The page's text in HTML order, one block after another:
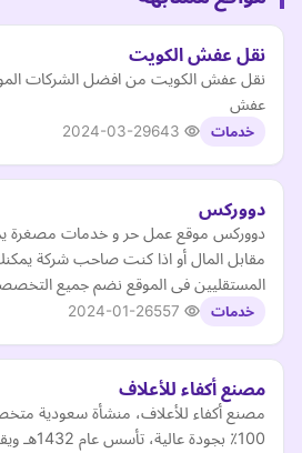
نقل عفش الكويت
نقل عفش الكويت من افضل الشركات
عفش
خدمات 2024-03-29
دووركس
دووركس موقع عمل حر و خدمات مصغرة
مقابل المال أو اذا كنت صاحب شركة
المستقليين فى الموقع نضم جميع
خدمات 2024-01-26
مصنع أكفاء للأعلاف
مصنع أكفاء للأعلاف، منشأة سعودية
100٪ بجودة